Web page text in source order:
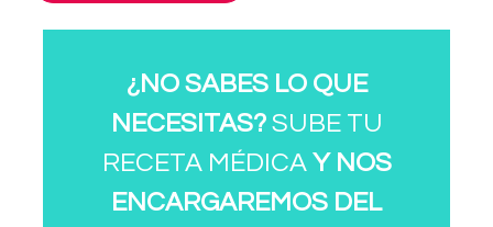
¿NO SABES LO QUE
NECESITAS?SUBE TU
RECETA MÉDICA Y NOS
ENCARGAREMOS DEL